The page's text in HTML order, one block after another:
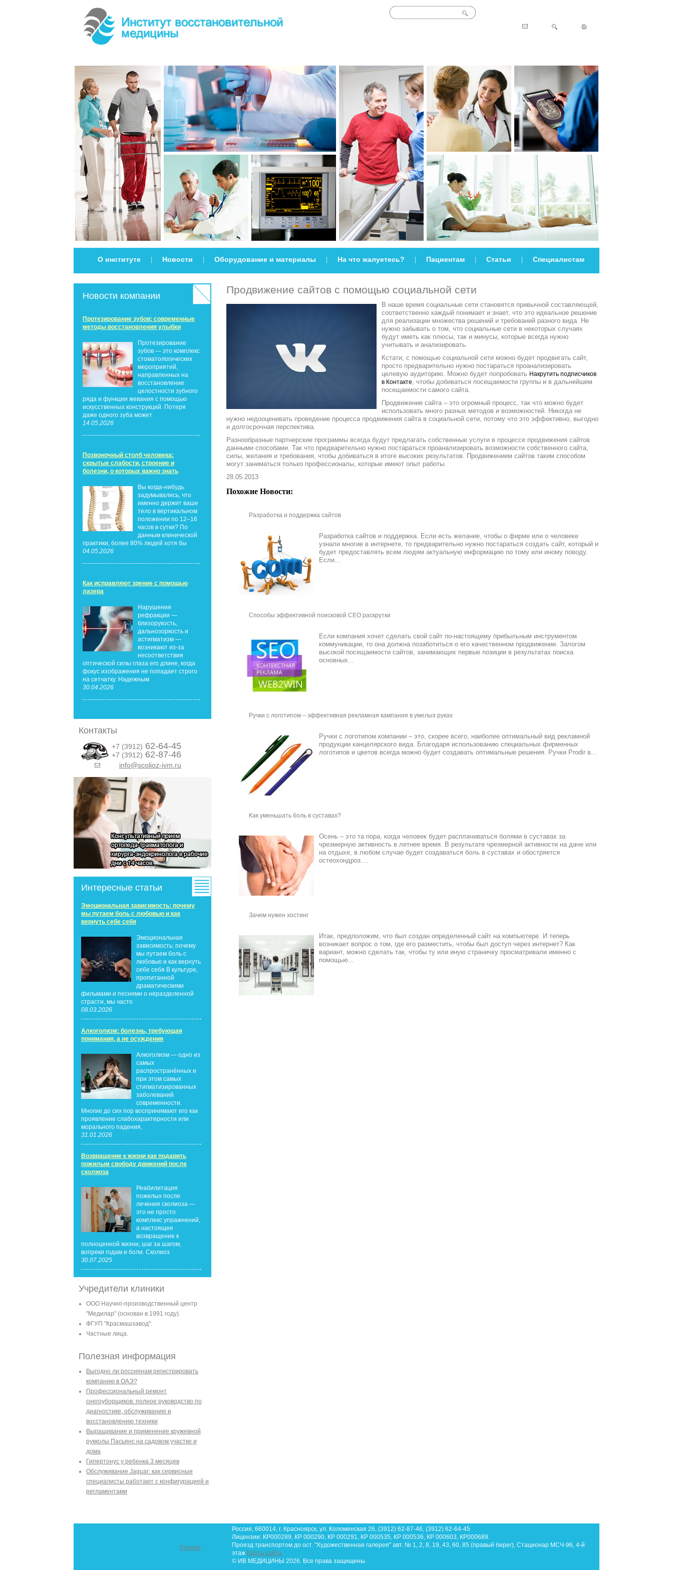
О институте Новости Оборудование и материалы На что жалуетесь? Пациентам Статьи Специалистам
Новости компании
Протезирование зубов: современные
методы восстановления улыбки
Протезирование
зубов — это комплекс
стоматологических
мероприятий,
направленных на
восстановление
целостности зубного
ряда и функции жевания с помощью
искусственных конструкций. Потеря
даже одного зуба может
14.05.2026
Позвоночный столб человека:
скрытые слабости, строение и
болезни, о которых важно знать
Вы когда-нибудь
задумывались, что
именно держит ваше
тело в вертикальном
положении по 12–16
часов в сутки? По
данным клинической
практики, более 80% людей хотя бы
04.05.2026
Как исправляют зрение с помощью
лазера
Нарушения
рефракции —
близорукость,
дальнозоркость и
астигматизм —
возникают из-за
несоответствия
оптической силы глаза его длине, когда
фокус изображения не попадает строго
на сетчатку. Надежным
30.04.2026
Контакты
+7 (3912) 62-64-45
+7 (3912) 62-87-46
info@scolioz-ivm.ru
Интересные статьи
Эмоциональная зависимость: почему
мы путаем боль с любовью и как
вернуть себе себя
Эмоциональная
зависимость: почему
мы путаем боль с
любовью и как вернуть
себе себя В культуре,
пропитанной
драматическими
фильмами и песнями о неразделенной
страсти, мы часто
08.03.2026
Алкоголизм: болезнь, требующая
понимания, а не осуждения
Алкоголизм — одно из
самых
распространённых и
при этом самых
стигматизированных
заболеваний
современности.
Многие до сих пор воспринимают его как
проявление слабохарактерности или
морального падения,
31.01.2026
Возвращение к жизни как подарить
пожилым свободу движений после
сколиоза
Реабилитация
пожилых после
лечения сколиоза —
это не просто
комплекс упражнений,
а настоящее
возвращение к
полноценной жизни, шаг за шагом,
вопреки годам и боли. Сколиоз
30.07.2025
Учредители клиники
ООО Научно-производственный центр
"Медилар" (основан в 1991 году).
ФГУП "Красмашзавод".
Частные лица.
Полезная информация
Выгодно ли россиянам регистрировать
компанию в ОАЭ?
Профессиональный ремонт
снегоуборщиков: полное руководство по
диагностике, обслуживанию и
восстановлению техники
Выращивание и применение кружевной
рукколы Пасьянс на садовом участке и
дома
Гипертонус у ребенка 3 месяцев
Обслуживание Jaguar: как сервисные
специалисты работают с конфигурацией и
регламентами
Продвижение сайтов с помощью социальной сети
В наше время социальные сети становятся привычной составляющей,
соответственно каждый понимает и знает, что это идеальное решение
для реализации множества решений и требований разного вида. Не
нужно забывать о том, что социальные сети в некоторых случаях
будут иметь как плюсы, так и минусы, которые всегда нужно
учитывать и анализировать.
Кстати, с помощью социальной сети можно будет продвигать сайт,
просто предварительно нужно постараться проанализировать
целевую аудиторию. Можно будет попробовать Накрутить подписчиков
в Контакте, чтобы добиваться посещаемости группы и в дальнейшем
посещаемости самого сайта.
Продвижение сайта – это огромный процесс, так что можно будет
использовать много разных методов и возможностей. Никогда не
нужно недооценивать проведение процесса продвижения сайта в социальной сети, потому что это эффективно, выгодно
и долгосрочная перспектива.
Разнообразные партнерские программы всегда будут предлагать собственные услуги в процессе продвижения сайтов
данными способами. Так что предварительно нужно постараться проанализировать возможности собственного сайта,
силы, желания и требования, чтобы добиваться в итоге высоких результатов. Продвижением сайтов таким способом
могут заниматься только профессионалы, которые имеют опыт работы.
28.05.2013
Похожие Новости:
Разработка и поддержка сайтов
Разработка сайтов и поддержка. Если есть желание, чтобы о фирме или о человеке
узнали многие в интернете, то предварительно нужно постараться создать сайт, который и
будет предоставлять всем людям актуальную информацию по тому или иному поводу.
Если...
Способы эффективной поисковой СЕО раскрутки
Если компания хочет сделать свой сайт по-настоящему прибыльным инструментом
коммуникации, то она должна позаботиться о его качественном продвижении. Залогом
высокой посещаемости сайтов, занимающих первые позиции в результатах поиска
основных...
Ручки с логотипом – эффективная рекламная кампания в умелых руках
Ручки с логотипом компании – это, скорее всего, наиболее оптимальный вид рекламной
продукции канцелярского вида. Благодаря использованию специальных фирменных
логотипов и цветов всегда можно будет создавать оптимальные решения. Ручки Prodir в...
Как уменьшать боль в суставах?
Осень – это та пора, когда человек будет расплачиваться болями в суставах за
чрезмерную активность в летнее время. В результате чрезмерной активности на даче или
на отдыхе, в любом случае будет создаваться боль в суставах и обостряется
остеохондроз....
Зачем нужен хостинг
Итак, предположим, что был создан определенный сайт на компьютере. И теперь
возникает вопрос о том, где его разместить, чтобы был доступ через интернет? Как
вариант, можно сделать так, чтобы ту или иную страничку просматривали именно с
помощью...
Разное
Россия, 660014, г. Красноярск, ул. Коломенская 26, (3912) 62-87-46, (3912) 62-64-45
Лицензии: КР000289, КР 000290, КР 000291, КР 000535, КР 000536, КР 000603, КР000689.
Проезд транспортом до ост. "Художественная галерея" авт. № 1, 2, 8, 19, 43, 60, 85 (правый берег), Стационар МСЧ-96, 4-й
этаж Карта сайта
© ИВ МЕДИЦИНЫ 2026. Все права защищены.